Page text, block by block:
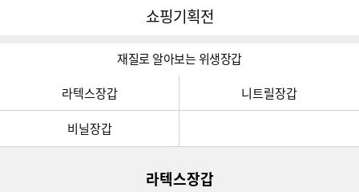
다나와
쇼핑기획전
재질로 알아보는 위생장갑
라텍스장갑 니트릴장갑
비닐장갑
라텍스장갑